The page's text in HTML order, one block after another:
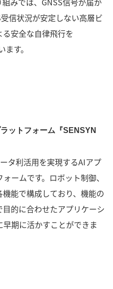
信状況が安定しない高層ビ
安全な自律飛行を
す。
ットフォーム『SENSYN
タ利活用を実現するAIアプ
ームです。ロボット制御、
能で構成しており、機能の
的に合わせたアプリケーシ
期に活かすことができま